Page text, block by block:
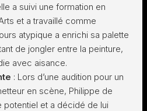
a suivi une formation en
et a travaillé comme
atypique a enrichi sa palette
de jongler entre la peinture,
avec aisance.
: Lors d’une audition pour un
en scène, Philippe de
potentiel et a décidé de lui